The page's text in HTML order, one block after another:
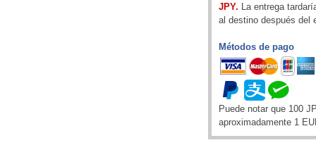
JPY. La entrega
al destino después del
Métodos de pago
Puede notar que 100
aproximadamente 1